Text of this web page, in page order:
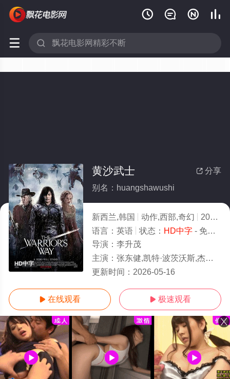
   
 
HD中字
 分享
黄沙武士
别名：huangshawushi
新西兰,韩国 动作,西部,奇幻 2010
语言： 英语 状态： HD中字- 免费在线播放
导演： 李升茂
主演： 张东健,凯特·波茨沃斯,杰弗里·拉什,丹尼·赫斯顿,托尼·考克斯,狄龙
更新时间： 2026-05-16
 在线观看  极速观看